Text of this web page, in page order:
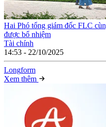
Hai Phó tổng giám đốc FLC
được bổ nhiệm
Tài chính
14:53 - 22/10/2025
Longform
Xem thêm